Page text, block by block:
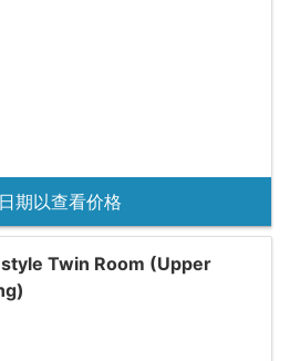
期以查看价格
Twin Room (Upper